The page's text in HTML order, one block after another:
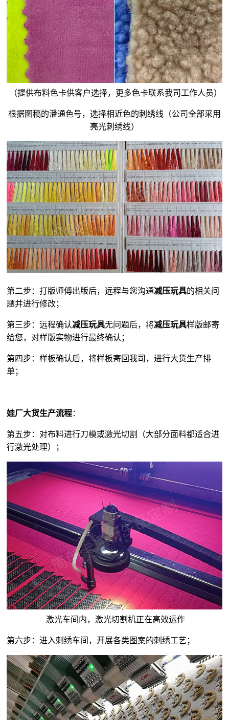
（提供布料色卡供客户选择，更多色卡联系我司工作人员）
根据图稿的潘通色号，选择相近色的刺绣线（公司全部采用
亮光刺绣线）
第二步：打版师傅出版后，远程与您沟通减压玩具的相关问
题并进行修改；
第三步：远程确认减压玩具无问题后，将减压玩具样版邮寄
给您，对样版实物进行最终确认；
第四步：样板确认后，将样板寄回我司，进行大货生产排
单；
娃厂大货生产流程：
第五步：对布料进行刀模或激光切割（大部分面料都适合进
行激光处理）；
激光车间内，激光切割机正在高效运作
第六步：进入刺绣车间，开展各类图案的刺绣工艺；